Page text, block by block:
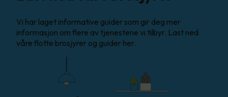
Vi har laget informative guider som gir deg mer
informasjon om flere av tjenestene vi tilbyr. Last ned
våre flotte brosjyrer og guider her.